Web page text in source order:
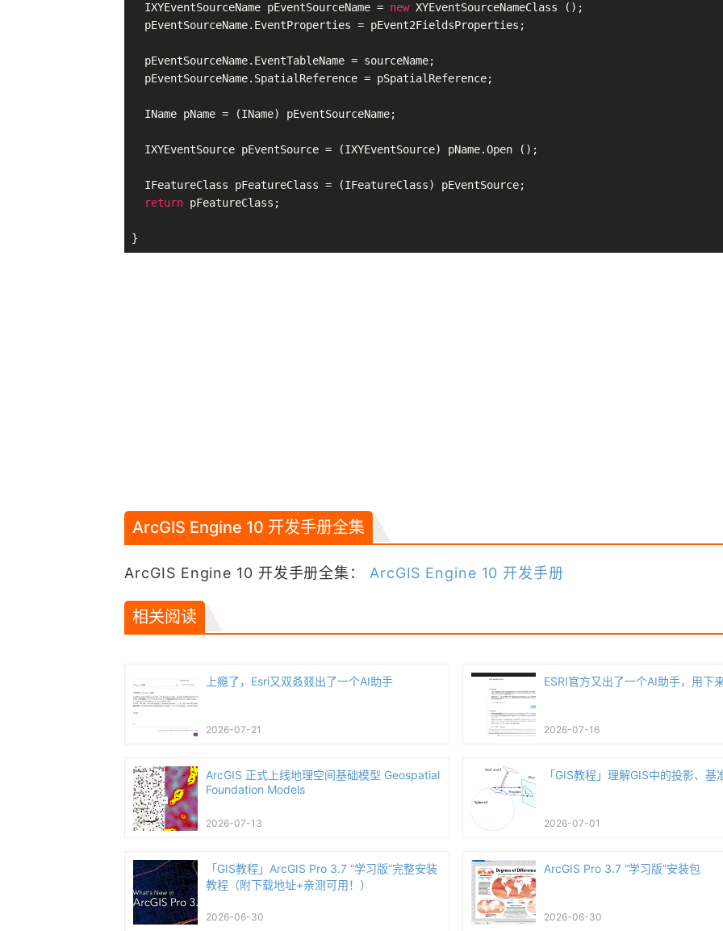
  IXYEventSourceName pEventSourceName =
new XYEventSourceNameClass ();
  pEventSourceName.EventProperties = pEvent2FieldsProperties;
  pEventSourceName.EventTableName = sourceName;
  pEventSourceName.SpatialReference = pSpatialReference;
  IName pName = (IName) pEventSourceName;
  IXYEventSource pEventSource = (IXYEventSource) pName.Open ();
  IFeatureClass pFeatureClass = (IFeatureClass) pEventSource;
return pFeatureClass;
ArcGIS Engine 10 开发手册全集
ArcGIS Engine 10 开发手册全集： ArcGIS Engine 10 开发手册
相关阅读
上瘾了，Esri又双叒叕出了一个AI助手
2026-07-21
ESRI官方又出了一个AI助手，用下
2026-07-16
ArcGIS 正式上线地理空间基础模型 Geospatial
Foundation Models
2026-07-13
「GIS教程」理解GIS中的投影、基
2026-07-01
「GIS教程」ArcGIS Pro 3.7 “学习版”完整安装
教程（附下载地址+亲测可用！）
2026-06-30
ArcGIS Pro 3.7 “学习版”安装包
2026-06-30